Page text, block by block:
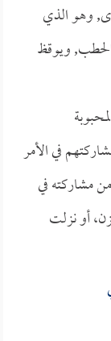
وهو الذي
ويوقظ
في الأمر
مشاركته في
أو نزلت